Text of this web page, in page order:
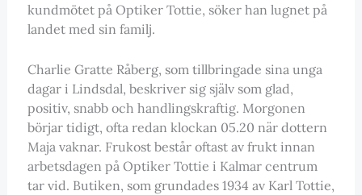
kundmötet på Optiker Tottie, söker han lugnet på
landet med sin familj.
Charlie Gratte Råberg, som tillbringade sina unga
dagar i Lindsdal, beskriver sig själv som glad,
positiv, snabb och handlingskraftig. Morgonen
börjar tidigt, ofta redan klockan 05.20 när dottern
Maja vaknar. Frukost består oftast av frukt innan
arbetsdagen på Optiker Tottie i Kalmar centrum
tar vid. Butiken, som grundades 1934 av Karl Tottie,